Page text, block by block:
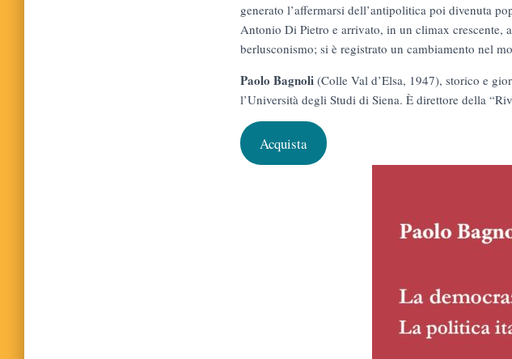
generato l’affermarsi dell’antipolitica poi divenuta
Antonio Di Pietro e arrivato, in un climax crescente,
berlusconismo; si è registrato un cambiamento nel
Paolo Bagnoli (Colle Val d’Elsa, 1947), storico e
l’Università degli Studi di Siena. È direttore della
Acquista